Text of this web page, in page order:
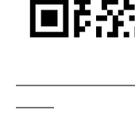
━━━